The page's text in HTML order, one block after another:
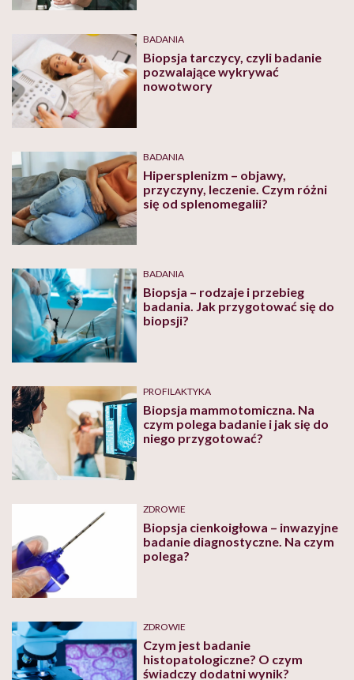
BADANIA
Biopsja tarczycy, czyli badanie
pozwalające wykrywać
nowotwory
BADANIA
Hipersplenizm – objawy,
przyczyny, leczenie. Czym różni
się od splenomegalii?
BADANIA
Biopsja – rodzaje i przebieg
badania. Jak przygotować się do
biopsji?
PROFILAKTYKA
Biopsja mammotomiczna. Na
czym polega badanie i jak się do
niego przygotować?
ZDROWIE
Biopsja cienkoigłowa – inwazyjne
badanie diagnostyczne. Na czym
polega?
ZDROWIE
Czym jest badanie
histopatologiczne? O czym
świadczy dodatni wynik?